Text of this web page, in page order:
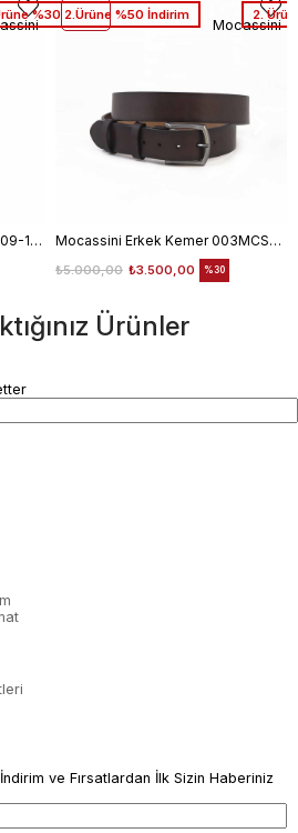
Mocassini Erkek Kemer 124309-100 Mocassini Erkek Kemer 003MCSN B3245
₺3.500,00
₺5.000,00 %30
%30 2.Ürüne %50 İndirim
Mocassini
2.
Ürünler
ve Fırsatlardan İlk Sizin Haberiniz